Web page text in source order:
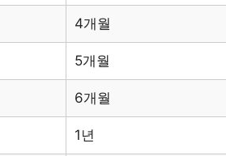
4개월
5개월
6개월
1년